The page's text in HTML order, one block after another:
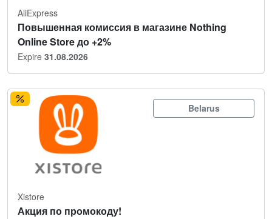
AliExpress
Повышенная комиссия в магазине Nothing
Online Store до +2%
Expire 31.08.2026
Belarus
Xistore
Акция по промокоду!